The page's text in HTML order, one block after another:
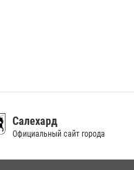
Салехард
Официальный сайт города